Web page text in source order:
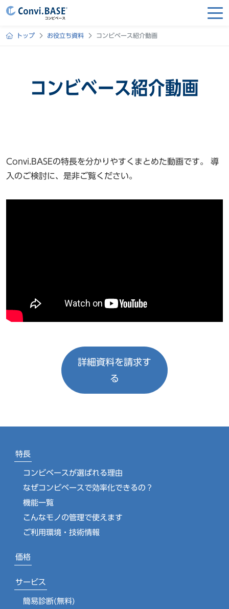
トップ お役立ち資料 コンビベース紹介動画
コンビベース紹介動画
Convi.BASEの特長を分かりやすくまとめた動画です。 導
入のご検討に、是非ご覧ください。
詳細資料を請求す
る
特長
コンビベースが選ばれる理由
なぜコンビベースで効率化できるの？
機能一覧
こんなモノの管理で使えます
ご利用環境・技術情報
価格
サービス
簡易診断(無料)